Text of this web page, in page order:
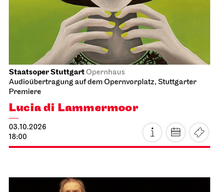
Staatsoper StuttgartOpernhaus
Audioübertragung auf dem Opernvorplatz, Stuttgarter
Premiere
Lucia di Lammermoor
03.10.2026
18:00